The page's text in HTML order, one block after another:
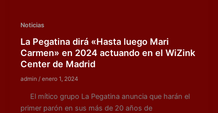
Noticias
La Pegatina dirá «Hasta luego Mari
Carmen» en 2024 actuando en el WiZink
Center de Madrid
admin / enero 1, 2024
El mítico grupo La Pegatina anuncia que harán el
primer parón en sus más de 20 años de